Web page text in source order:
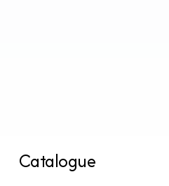
Catalogue